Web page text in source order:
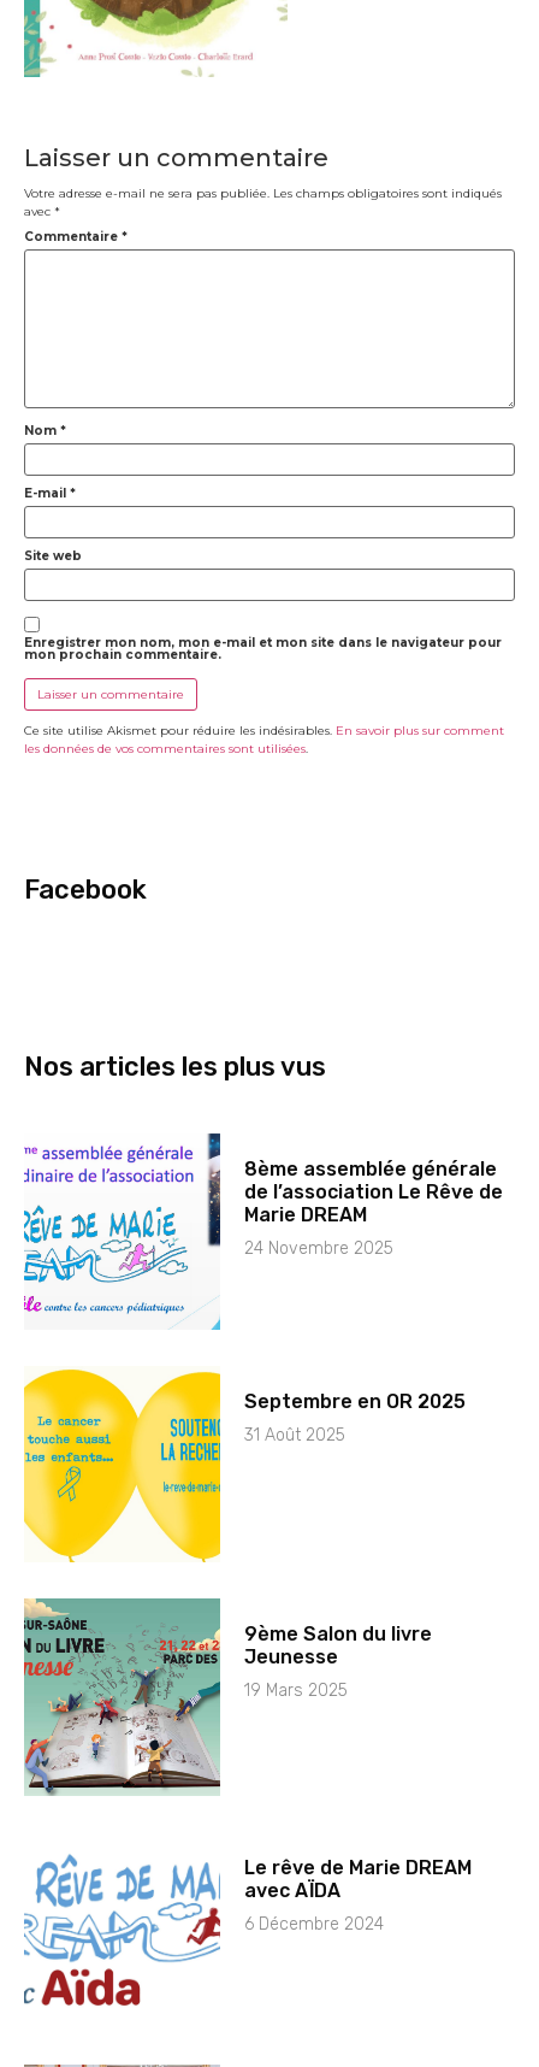
Laisser un commentaire
Votre adresse e-mail ne sera pas publiée. Les champs obligatoires sont indiqués
avec *
Commentaire *
Nom *
E-mail *
Site web
Enregistrer mon nom, mon e-mail et mon site dans le navigateur pour
mon prochain commentaire.
Ce site utilise Akismet pour réduire les indésirables. En savoir plus sur comment
les données de vos commentaires sont utilisées.
Facebook
Nos articles les plus vus
8ème assemblée générale
de l’association Le Rêve de
Marie DREAM
24 Novembre 2025
Septembre en OR 2025
31 Août 2025
9ème Salon du livre
Jeunesse
19 Mars 2025
Le rêve de Marie DREAM
avec AÏDA
6 Décembre 2024